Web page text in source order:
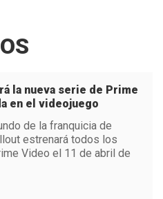
la nueva serie de Prime
en el videojuego
de la franquicia de
estrenará todos los
Video el 11 de abril de